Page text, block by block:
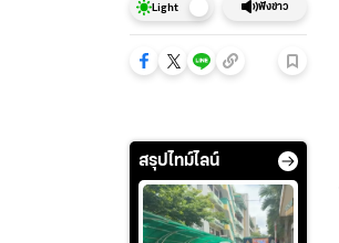
Light ฟังข่าว
สรุปไทม์ไลน์